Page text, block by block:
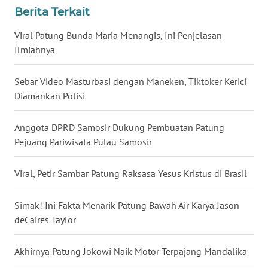
Berita Terkait
Viral Patung Bunda Maria Menangis, Ini Penjelasan
Ilmiahnya
Sebar Video Masturbasi dengan Maneken, Tiktoker Kerici
Diamankan Polisi
Anggota DPRD Samosir Dukung Pembuatan Patung
Pejuang Pariwisata Pulau Samosir
Viral, Petir Sambar Patung Raksasa Yesus Kristus di Brasil
Simak! Ini Fakta Menarik Patung Bawah Air Karya Jason
deCaires Taylor
Akhirnya Patung Jokowi Naik Motor Terpajang Mandalika
WN
BABEL
WN
WN
LAMPUNG
JATENG